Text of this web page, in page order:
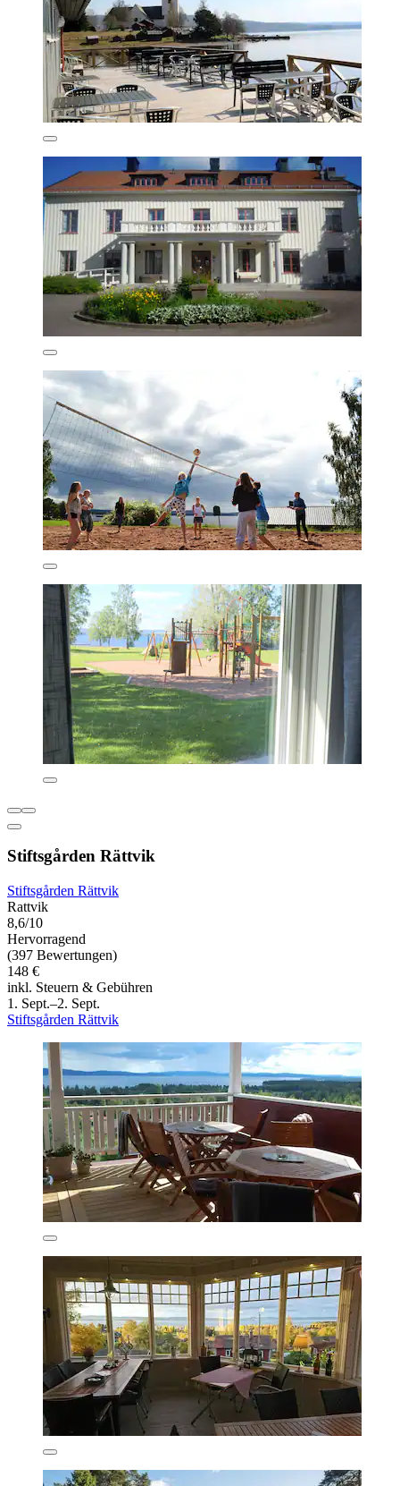
Stiftsgården Rättvik
Stiftsgården Rättvik
Rattvik
8,6/10
Hervorragend
(397 Bewertungen)
148 €
inkl. Steuern & Gebühren
1. Sept.–2. Sept.
Stiftsgården Rättvik